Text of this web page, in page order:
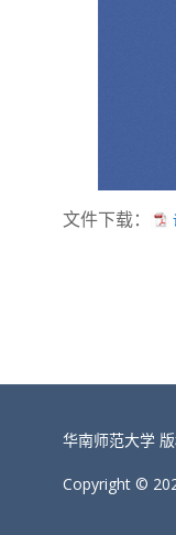
文件下载：
华南师范大学
Copyright ©